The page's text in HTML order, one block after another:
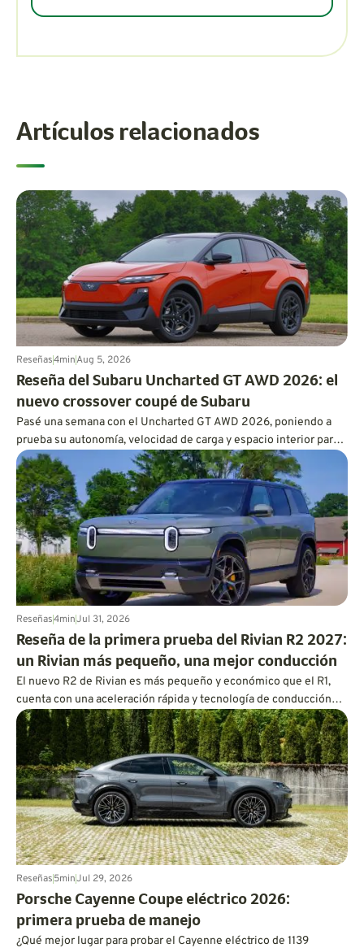
Artículos relacionados
Reseñas4minAug 5, 2026
Reseña del Subaru Uncharted GT AWD 2026: el
nuevo crossover coupé de Subaru
Pasé una semana con el Uncharted GT AWD 2026, poniendo a
prueba su autonomía, velocidad de carga y espacio interior para
ver si realmente vale la pena apostar por él.
Reseñas4minJul 31, 2026
Reseña de la primera prueba del Rivian R2 2027:
un Rivian más pequeño, una mejor conducción
El nuevo R2 de Rivian es más pequeño y económico que el R1,
cuenta con una aceleración rápida y tecnología de conducción
manos libres, y su precio inicial será inferior a los 47 000 $.
Reseñas5minJul 29, 2026
Porsche Cayenne Coupe eléctrico 2026:
primera prueba de manejo
¿Qué mejor lugar para probar el Cayenne eléctrico de 1139